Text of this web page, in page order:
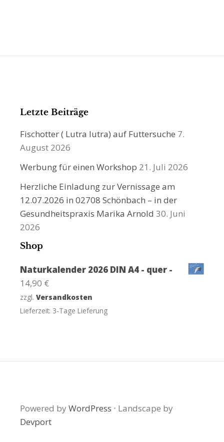
Letzte Beiträge
Fischotter ( Lutra lutra) auf Futtersuche 7.
August 2026
Werbung für einen Workshop 21. Juli 2026
Herzliche Einladung zur Vernissage am
12.07.2026 in 02708 Schönbach – in der
Gesundheitspraxis Marika Arnold 30. Juni
2026
Shop
Naturkalender 2026 DIN A4 - quer -
14,90 €
zzgl. Versandkosten
Lieferzeit: 3-Tage Lieferung
Powered by WordPress · Landscape by
Devport